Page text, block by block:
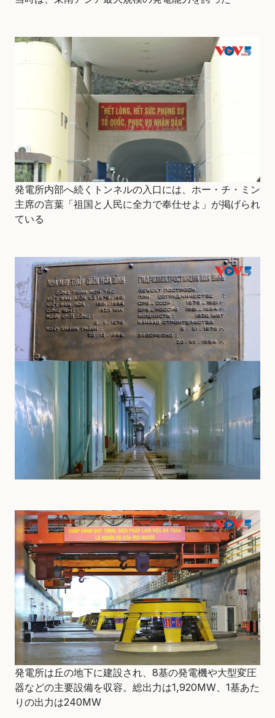
発電所内部へ続くトンネルの入口には、ホー・チ・ミン
主席の言葉「祖国と人民に全力で奉仕せよ」が掲げられ
ている
発電所は丘の地下に建設され、8基の発電機や大型変圧
器などの主要設備を収容。総出力は1,920MW、1基あた
りの出力は240MW